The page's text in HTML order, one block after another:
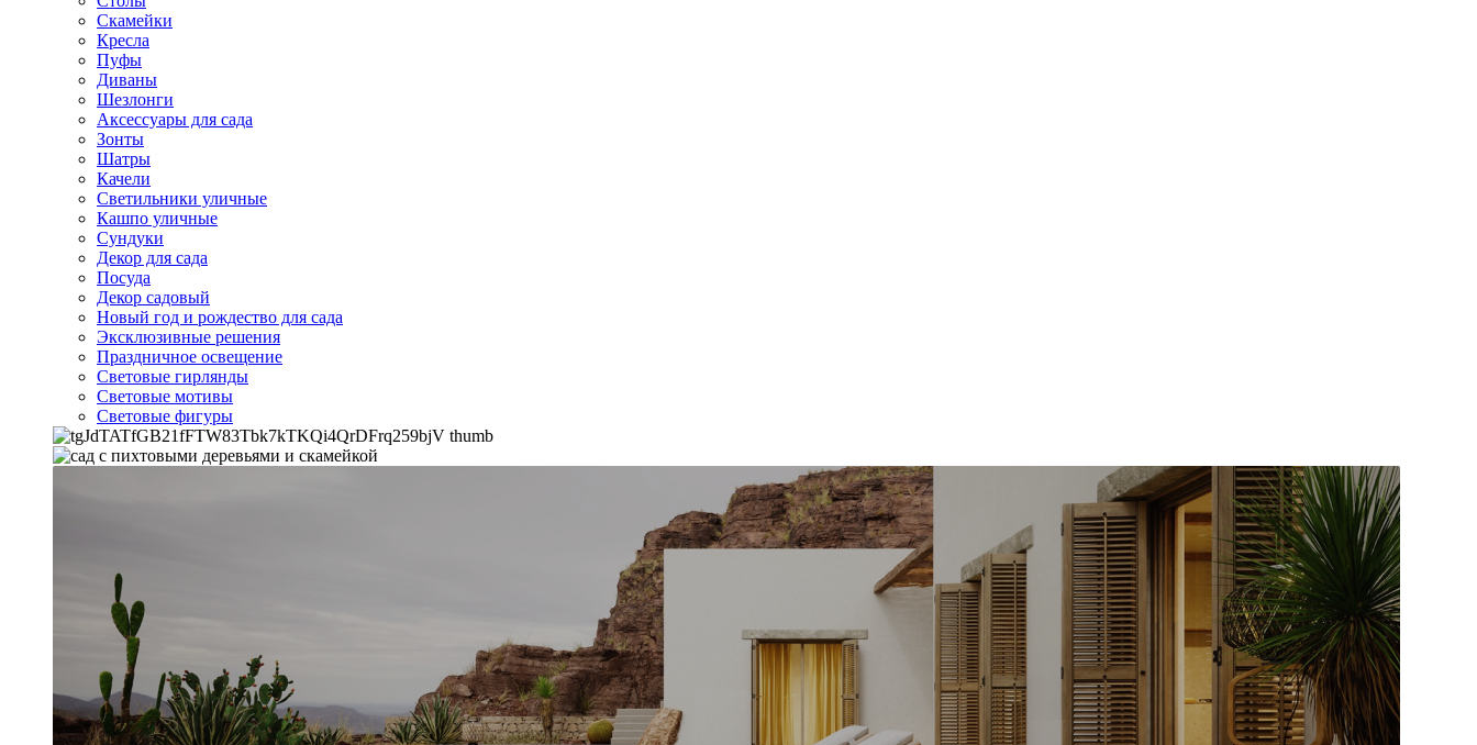
Скамейки
Кресла
Пуфы
Диваны
Шезлонги
Аксессуары для сада
Зонты
Шатры
Качели
Cветильники уличные
Кашпо уличные
Сундуки
Декор для сада
Посуда
Декор садовый
Новый год и рождество для сада
Эксклюзивные решения
Праздничное освещение
Световые гирлянды
Световые мотивы
Световые фигуры